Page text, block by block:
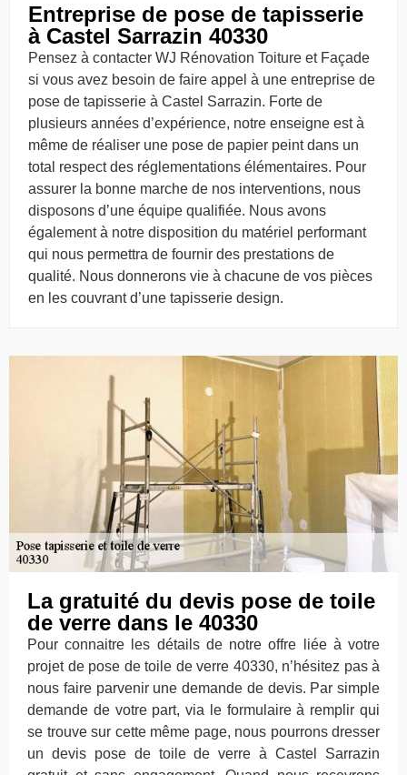
Entreprise de pose de tapisserie
à Castel Sarrazin 40330
Pensez à contacter WJ Rénovation Toiture et Façade
si vous avez besoin de faire appel à une entreprise de
pose de tapisserie à Castel Sarrazin. Forte de
plusieurs années d’expérience, notre enseigne est à
même de réaliser une pose de papier peint dans un
total respect des réglementations élémentaires. Pour
assurer la bonne marche de nos interventions, nous
disposons d’une équipe qualifiée. Nous avons
également à notre disposition du matériel performant
qui nous permettra de fournir des prestations de
qualité. Nous donnerons vie à chacune de vos pièces
en les couvrant d’une tapisserie design.
La gratuité du devis pose de toile
de verre dans le 40330
Pour connaitre les détails de notre offre liée à votre
projet de pose de toile de verre 40330, n’hésitez pas à
nous faire parvenir une demande de devis. Par simple
demande de votre part, via le formulaire à remplir qui
se trouve sur cette même page, nous pourrons dresser
un devis pose de toile de verre à Castel Sarrazin